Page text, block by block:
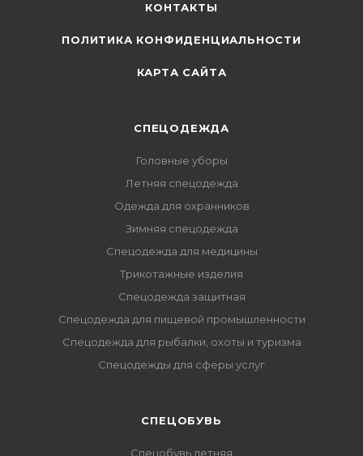
КОНТАКТЫ
ПОЛИТИКА КОНФИДЕНЦИАЛЬНОСТИ
КАРТА САЙТА
СПЕЦОДЕЖДА
Головные уборы
Летняя спецодежда
Одежда для охранников
Зимняя спецодежда
Спецодежда для медицины
Трикотажные изделия
Спецодежда защитная
Спецодежда для пищевой промышленности
Спецодежда для рыбалки, охоты и туризма
Спецодежды для сферы услуг
CПЕЦОБУВЬ
Спецобувь летняя